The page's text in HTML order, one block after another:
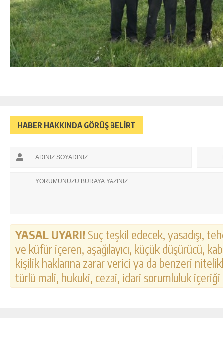
HABER HAKKINDA GÖRÜŞ BELİRT
YASAL UYARI! Suç teşkil edecek, yasadışı,
ve küfür içeren, aşağılayıcı, küçük düşürücü,
kişilik haklarına zarar verici ya da benzeri
türlü mali, hukuki, cezai, idari sorumluluk